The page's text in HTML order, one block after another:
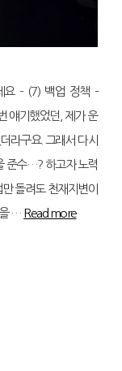
요 – (7) 백업 정책 –
얘기했었던, 제가 운
라구요. 그래서 다시
준수…? 하고자 노력
돌려도 천재지변이
을 … Read more